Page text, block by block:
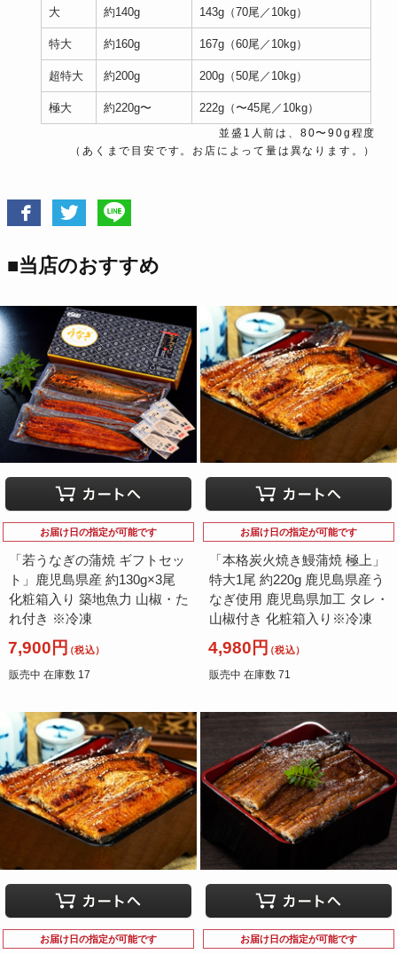
大 約140g 143g（70尾／10kg）
特大 約160g 167g（60尾／10kg）
超特大 約200g 200g（50尾／10kg）
極大 約220g〜 222g（〜45尾／10kg）
並盛1人前は、80〜90g程度
（あくまで目安です。お店によって量は異なります。）
■当店のおすすめ
お届け日の指定が可能です
「若うなぎの蒲焼 ギフトセッ
ト」鹿児島県産 約130g×3尾
化粧箱入り 築地魚力 山椒・た
れ付き ※冷凍
7,900円（税込）
販売中 在庫数 17
お届け日の指定が可能です
「本格炭火焼き鰻蒲焼 極上」
特大1尾 約220g 鹿児島県産う
なぎ使用 鹿児島県加工 タレ・
山椒付き 化粧箱入り※冷凍
4,980円（税込）
販売中 在庫数 71
お届け日の指定が可能です お届け日の指定が可能です